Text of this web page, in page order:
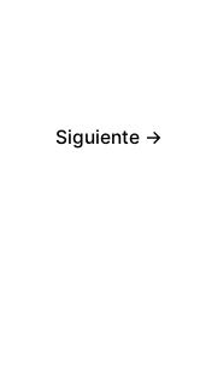
Siguiente →